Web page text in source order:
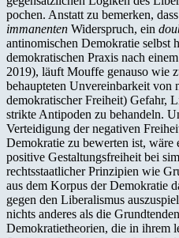
pochen. Anstatt zu bemerken,
immanenten Widerspruch, ein
antinomischen Demokratie selbst
demokratischen Praxis nach einem
2019), läuft Mouffe genauso wie
behaupteten Unvereinbarkeit von
demokratischer Freiheit) Gefahr,
strikte Antipoden zu behandeln.
Verteidigung der negativen
Demokratie zu bewerten ist,
positive Gestaltungsfreiheit bei
rechtsstaatlicher Prinzipien wie
aus dem Korpus der Demokratie
gegen den Liberalismus
nichts anderes als die
Demokratietheorien, die in ihrem